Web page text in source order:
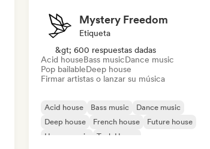
Mystery Freedom
Etiqueta
&gt; 600 respuestas dadas
Acid houseBass musicDance music
Pop bailableDeep house
Firmar artistas o lanzar su música
Acid house Bass music
Dance music
Deep house
French house
Future house
House music
Tech House